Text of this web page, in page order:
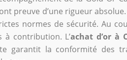
preuve d’une rigueur absolue.
normes de sécurité. Au
à contribution. L’achat d’or à
garantit la conformité des